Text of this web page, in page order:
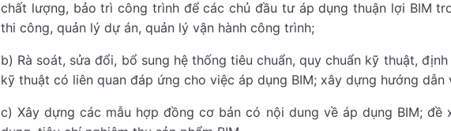
chất lượng, bảo trì công trình để các chủ đầu tư áp dụng thuận lợi BIM
thi công, quản lý dự án, quản lý vận hành công trình;
b) Rà soát, sửa đổi, bổ sung hệ thống tiêu chuẩn, quy chuẩn kỹ thuật,
kỹ thuật có liên quan đáp ứng cho việc áp dụng BIM; xây dựng hướng dẫn
c) Xây dựng các mẫu hợp đồng cơ bản có nội dung về áp dụng BIM; đề